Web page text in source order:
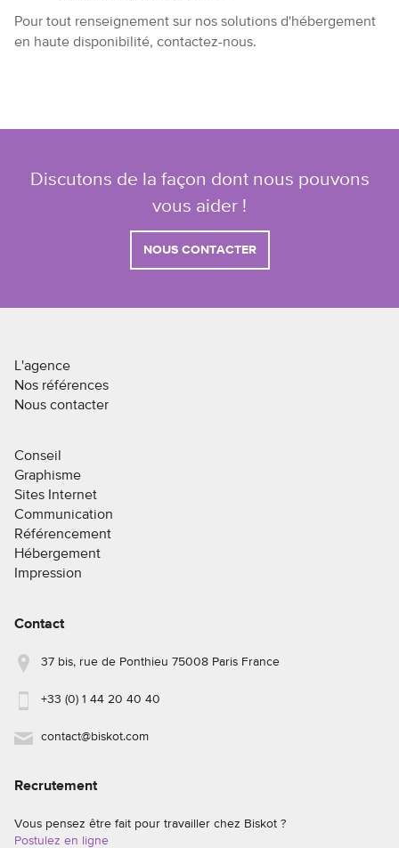
Pour tout renseignement sur nos solutions d'hébergement
en haute disponibilité, contactez-nous.
Discutons de la façon dont nous pouvons
vous aider !
NOUS CONTACTER
L'agence
Nos références
Nous contacter
Conseil
Graphisme
Sites Internet
Communication
Référencement
Hébergement
Impression
Contact
37 bis, rue de Ponthieu 75008 Paris France
+33 (0) 1 44 20 40 40
contact@biskot.com
Recrutement
Vous pensez être fait pour travailler chez Biskot ?
Postulez en ligne